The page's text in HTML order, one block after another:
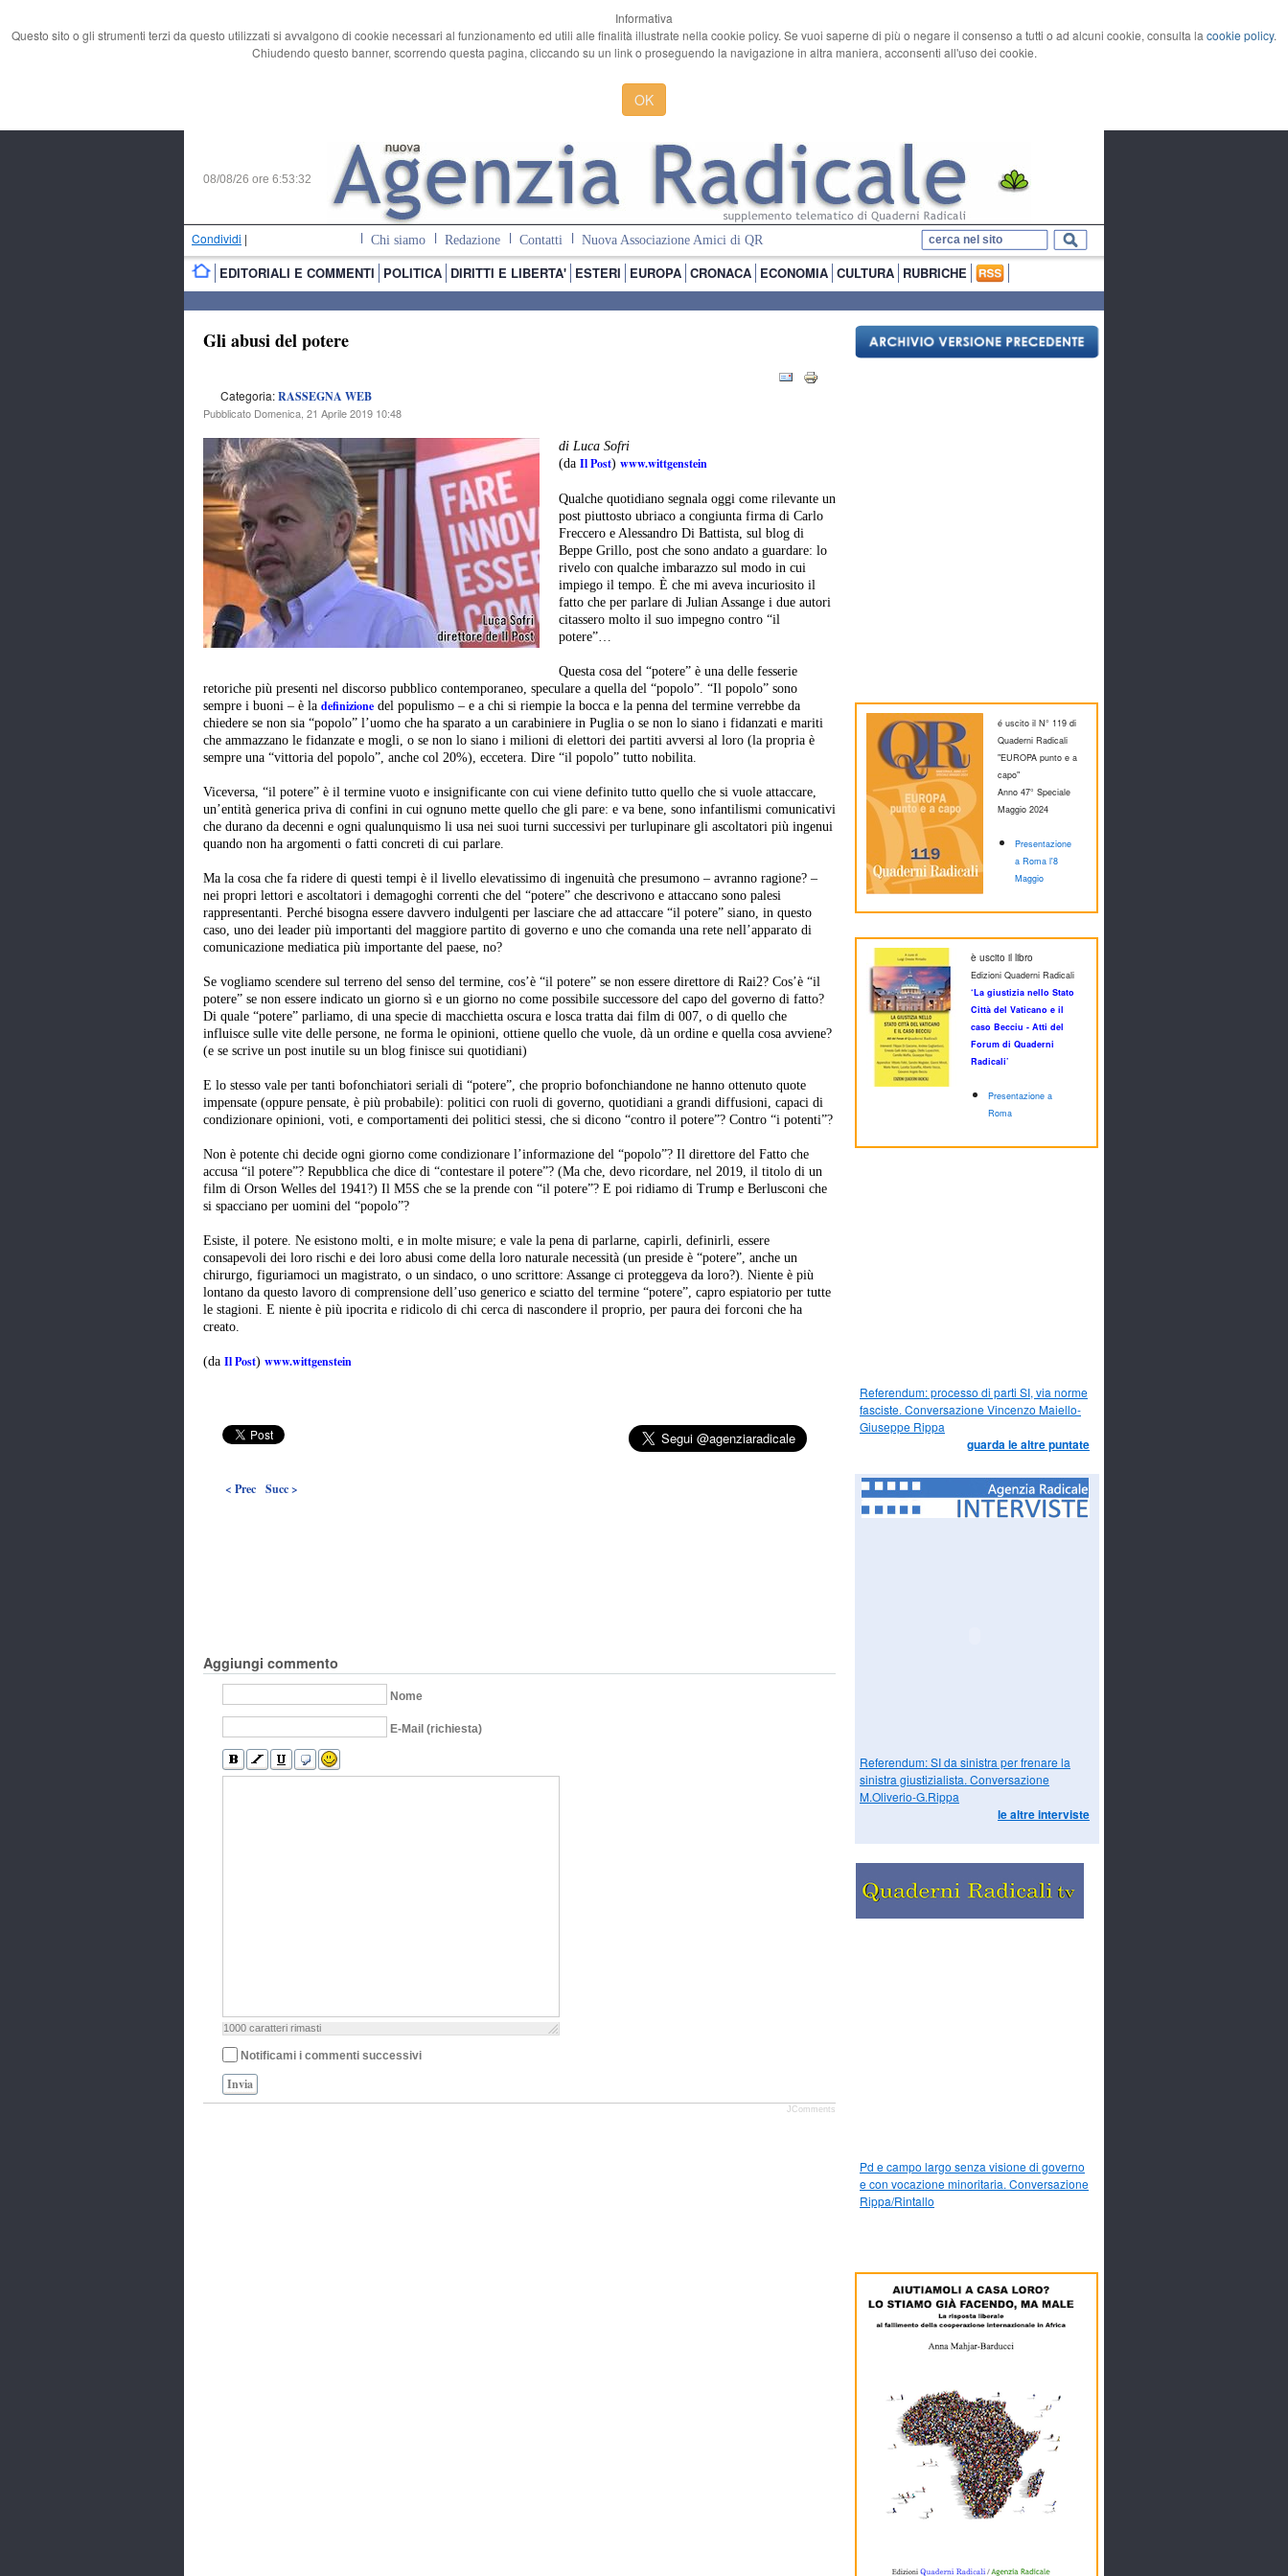
Informativa
Questo sito o gli strumenti terzi da questo utilizzati si avvalgono di cookie necessari al funzionamento ed utili alle finalità illustrate nella cookie policy. Se vuoi saperne di più o negare il consenso a tutti o ad alcuni cookie, consulta la cookie policy.
Chiudendo questo banner, scorrendo questa pagina, cliccando su un link o proseguendo la navigazione in altra maniera, acconsenti all'uso dei cookie.
OK
08/08/26 ore 6:53:32
Condividi | Chi siamo Redazione Contatti Nuova Associazione Amici di QR
EDITORIALI E COMMENTI POLITICA DIRITTI E LIBERTA' ESTERI EUROPA CRONACA ECONOMIA CULTURA RUBRICHE
Gli abusi del potere
Categoria:RASSEGNA WEB
Pubblicato Domenica, 21 Aprile 2019 10:48
di Luca Sofri
(da Il Post) www.wittgenstein
Qualche quotidiano segnala oggi come rilevante un
post piuttosto ubriaco a congiunta firma di Carlo
Freccero e Alessandro Di Battista, sul blog di
Beppe Grillo, post che sono andato a guardare: lo
rivelo con qualche imbarazzo sul modo in cui
impiego il tempo. È che mi aveva incuriosito il
fatto che per parlare di Julian Assange i due autori
citassero molto il suo impegno contro “il
potere”…
Questa cosa del “potere” è una delle fesserie
retoriche più presenti nel discorso pubblico contemporaneo, speculare a quella del “popolo”. “Il popolo” sono
sempre i buoni – è la definizione del populismo – e a chi si riempie la bocca e la penna del termine verrebbe da
chiedere se non sia “popolo” l’uomo che ha sparato a un carabiniere in Puglia o se non lo siano i fidanzati e mariti
che ammazzano le fidanzate e mogli, o se non lo siano i milioni di elettori dei partiti avversi al loro (la propria è
sempre una “vittoria del popolo”, anche col 20%), eccetera. Dire “il popolo” tutto nobilita.
Viceversa, “il potere” è il termine vuoto e insignificante con cui viene definito tutto quello che si vuole attaccare,
un’entità generica priva di confini in cui ognuno mette quello che gli pare: e va bene, sono infantilismi comunicativi
che durano da decenni e ogni qualunquismo li usa nei suoi turni successivi per turlupinare gli ascoltatori più ingenui
quando non ha argomenti o fatti concreti di cui parlare.
Ma la cosa che fa ridere di questi tempi è il livello elevatissimo di ingenuità che presumono – avranno ragione? –
nei propri lettori e ascoltatori i demagoghi correnti che del “potere” che descrivono e attaccano sono palesi
rappresentanti. Perché bisogna essere davvero indulgenti per lasciare che ad attaccare “il potere” siano, in questo
caso, uno dei leader più importanti del maggiore partito di governo e uno che comanda una rete nell’apparato di
comunicazione mediatica più importante del paese, no?
Se vogliamo scendere sul terreno del senso del termine, cos’è “il potere” se non essere direttore di Rai2? Cos’è “il
potere” se non essere indicato un giorno sì e un giorno no come possibile successore del capo del governo di fatto?
Di quale “potere” parliamo, di una specie di macchietta oscura e losca tratta dai film di 007, o di quello che
influisce sulle vite delle persone, ne forma le opinioni, ottiene quello che vuole, dà un ordine e quella cosa avviene?
(e se scrive un post inutile su un blog finisce sui quotidiani)
E lo stesso vale per tanti bofonchiatori seriali di “potere”, che proprio bofonchiandone ne hanno ottenuto quote
impensate (oppure pensate, è più probabile): politici con ruoli di governo, quotidiani a grandi diffusioni, capaci di
condizionare opinioni, voti, e comportamenti dei politici stessi, che si dicono “contro il potere”? Contro “i potenti”?
Non è potente chi decide ogni giorno come condizionare l’informazione del “popolo”? Il direttore del Fatto che
accusa “il potere”? Repubblica che dice di “contestare il potere”? (Ma che, devo ricordare, nel 2019, il titolo di un
film di Orson Welles del 1941?) Il M5S che se la prende con “il potere”? E poi ridiamo di Trump e Berlusconi che
si spacciano per uomini del “popolo”?
Esiste, il potere. Ne esistono molti, e in molte misure; e vale la pena di parlarne, capirli, definirli, essere
consapevoli dei loro rischi e dei loro abusi come della loro naturale necessità (un preside è “potere”, anche un
chirurgo, figuriamoci un magistrato, o un sindaco, o uno scrittore: Assange ci proteggeva da loro?). Niente è più
lontano da questo lavoro di comprensione dell’uso generico e sciatto del termine “potere”, capro espiatorio per tutte
le stagioni. E niente è più ipocrita e ridicolo di chi cerca di nascondere il proprio, per paura dei forconi che ha
creato.
(da Il Post) www.wittgenstein
< Prec Succ >
Aggiungi commento
Nome
E-Mail (richiesta)
1000 caratteri rimasti
Notificami i commenti successivi
Invia
JComments
é uscito il N° 119 di
Quaderni Radicali
"EUROPA punto e a
capo"
Anno 47° Speciale
Maggio 2024
Presentazione
a Roma l'8
Maggio
è uscito il libro
Edizioni Quaderni Radicali
‘La giustizia nello Stato
Città del Vaticano e il
caso Becciu - Atti del
Forum di Quaderni
Radicali’
Presentazione a
Roma
Referendum: processo di parti SI, via norme
fasciste. Conversazione Vincenzo Maiello-
Giuseppe Rippa
guarda le altre puntate
Referendum: SI da sinistra per frenare la
sinistra giustizialista. Conversazione
M.Oliverio-G.Rippa
le altre interviste
Pd e campo largo senza visione di governo
e con vocazione minoritaria. Conversazione
Rippa/Rintallo